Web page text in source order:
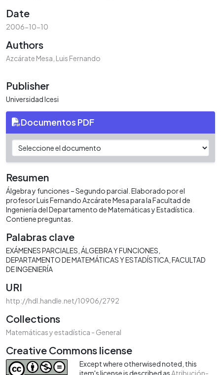
Date
2006-10-10
Authors
Azcárate Mesa, Luis Fernando
Publisher
Universidad Icesi
Documentos PDF
Resumen
Álgebra y funciones – Segundo parcial. Elaborado por el
profesor Luis Fernando Azcárate Mesa para la Facultad de
Ingeniería del Departamento de Matemáticas y Estadística.
Contiene preguntas.
Palabras clave
EXÁMENES PARCIALES ÁLGEBRA Y FUNCIONES
DEPARTAMENTO DE MATEMÁTICAS Y ESTADÍSTICA FACULTAD
DE INGENIERÍA
URI
http://hdl.handle.net/10906/2792
Collections
Matemáticas y estadística - General
Creative Commons license
Except where otherwised noted, this
item's license is described asAtribución-